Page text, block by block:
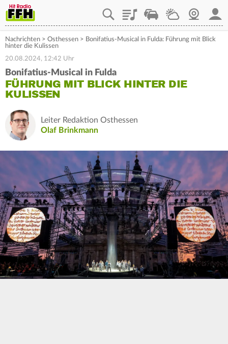
PlaylistStaupilotWetterWebcam
Nachrichten > Osthessen > Bonifatius-Musical in Fulda: Führung mit Blick
hinter die Kulissen
20.08.2024, 12:42 Uhr
Bonifatius-Musical in Fulda
FÜHRUNG MIT BLICK HINTER DIE
KULISSEN
Leiter Redaktion Osthessen
Olaf Brinkmann